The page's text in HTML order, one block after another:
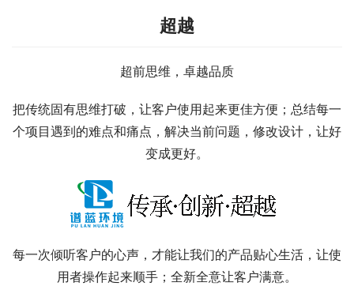
超越
超前思维，卓越品质
把传统固有思维打破，让客户使用起来更佳方便；总结每一
个项目遇到的难点和痛点，解决当前问题，修改设计，让好
变成更好。
每一次倾听客户的心声，才能让我们的产品贴心生活，让使
用者操作起来顺手；全新全意让客户满意。